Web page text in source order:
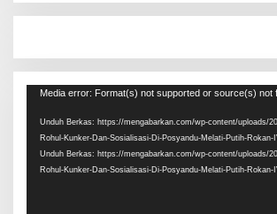
Pemutar
Media error: Format(s) not supported or source(s) not
Unduh Berkas: https://mengabarkan.com/wp-content/uploads/
Rohul-Kunker-Dan-Sosialisasi-Di-Posyandu-Melati-Putih-Rokan-
Unduh Berkas: https://mengabarkan.com/wp-content/uploads/
Rohul-Kunker-Dan-Sosialisasi-Di-Posyandu-Melati-Putih-Rokan-